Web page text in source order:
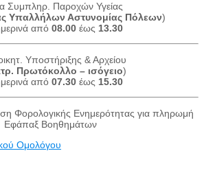
Συμπληρ. Παροχών Υγείας
Υπαλλήλων Αστυνομίας Πόλεων)
από 08.00έως 13.30
Υποστήριξης & Αρχείου
Πρωτόκολλο – ισόγειο)
από 07.30έως 15.30
Φορολογικής Ενημερότητας για πληρωμή
Εφάπαξ Βοηθημάτων